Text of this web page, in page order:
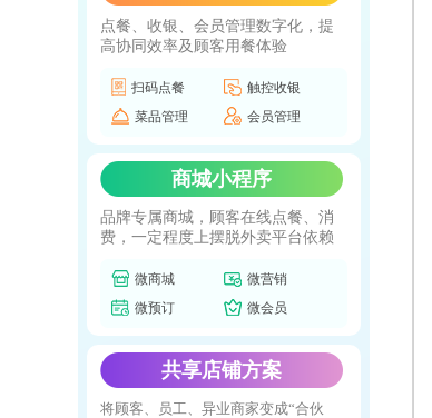
点餐、收银、会员管理数字化，提
高协同效率及顾客用餐体验
扫码点餐
触控收银
菜品管理
会员管理
商城小程序
品牌专属商城，顾客在线点餐、消
费，一定程度上摆脱外卖平台依赖
微商城
微营销
微预订
微会员
共享店铺方案
将顾客、员工、异业商家变成“合伙